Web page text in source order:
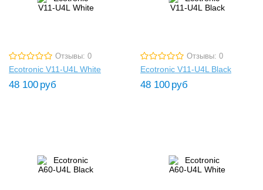
Отзывы: 0
Ecotronic V11-U4L White
48 100 руб
Отзывы: 0
Ecotronic V11-U4L Black
48 100 руб